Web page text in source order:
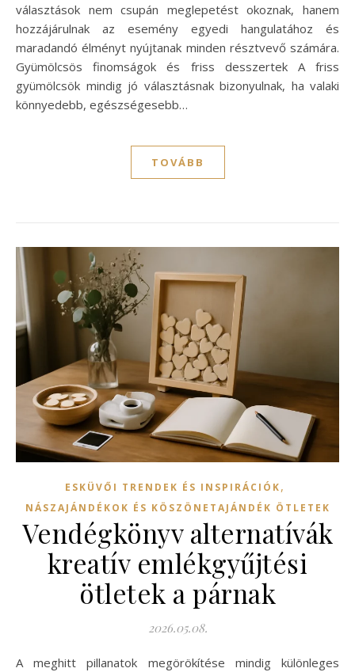
választások nem csupán meglepetést okoznak, hanem
hozzájárulnak az esemény egyedi hangulatához és
maradandó élményt nyújtanak minden résztvevő számára.
Gyümölcsös finomságok és friss desszertek A friss
gyümölcsök mindig jó választásnak bizonyulnak, ha valaki
könnyedebb, egészségesebb…
TOVÁBB
ESKÜVŐI TRENDEK ÉS INSPIRÁCIÓK,
NÁSZAJÁNDÉKOK ÉS KÖSZÖNETAJÁNDÉK ÖTLETEK
Vendégkönyv alternatívák
kreatív emlékgyűjtési
ötletek a párnak
2026.05.08.
A meghitt pillanatok megörökítése mindig különleges